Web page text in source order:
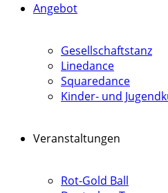
Angebot
Gesellschaftstanz
Linedance
Squaredance
Kinder- und
Veranstaltungen
Rot-Gold Ball